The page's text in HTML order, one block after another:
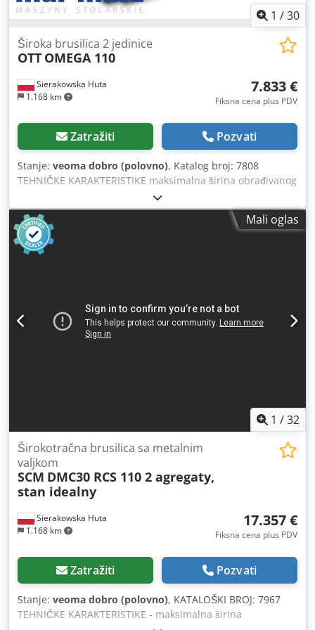
1 /30
Sierakowska Huta
1.168 km
Široka brusilica 2 jedinice
OTT OMEGA 110
7.833 €
Fiksna cena plus PDV
Zatražiti Pozvati
Stanje: veoma dobro (polovno), Katalog broj: 7808
TEHNIČKE KARAKTERISTIKE maksimalna širina obrađivanog
elementa: 1100 mm maksimalna visina obrađivanog
elementa: 160 mm 2 agregata: 1) gumeni valjak sa rebrima
za kalibriranje 2) gumeni valjak + čaura + metalni valjak –
od gore 2 metalna valjka, klizna agregati četka za čišćenje –
od dole povlačni remen oscilacija remena pneumatski, na
pritisak: 6-8 bar prečnik priključka za odsisavanje: 2x160
mm, 1x120 mm ukupne dimenzije (dužina/širina/visina):
2700x2100x2200 mm težina: oko 3000 kg – nemačka
Mali oglas
1 /32
Sierakowska Huta
1.168 km
Širokotračna brusilica sa metalnim
valjkom
SCM DMC30 RCS 110 2 agregaty,
stan idealny
17.357 €
Fiksna cena plus PDV
Zatražiti Pozvati
Stanje: veoma dobro (polovno), KATALOŠKI BROJ: 7967
TEHNIČKE KARAKTERISTIKE - maksimalna širina